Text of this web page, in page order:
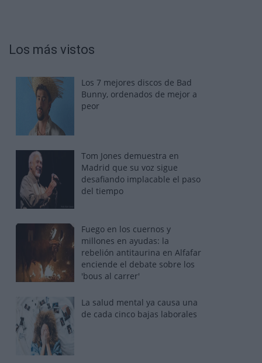
Los más vistos
Los 7 mejores discos de Bad
Bunny, ordenados de mejor a
peor
Tom Jones demuestra en
Madrid que su voz sigue
desafiando implacable el paso
del tiempo
Fuego en los cuernos y
millones en ayudas: la
rebelión antitaurina en Alfafar
enciende el debate sobre los
'bous al carrer'
La salud mental ya causa una
de cada cinco bajas laborales